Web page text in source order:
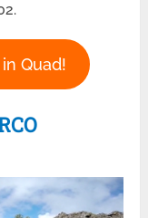
Quad!